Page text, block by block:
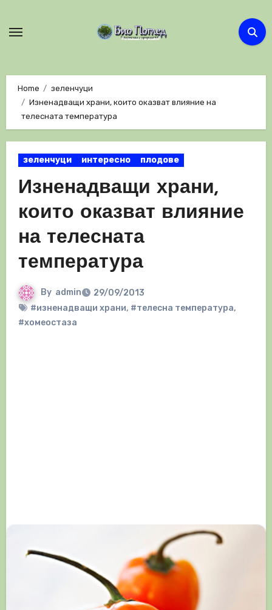
Home
зеленчуци
Изненадващи храни, които оказват влияние на
телесната температура
зеленчуци интересно плодове
Изненадващи храни,
които оказват влияние
на телесната
температура
By admin
29/09/2013
#изненадващи храни, #телесна температура,
#хомеостаза